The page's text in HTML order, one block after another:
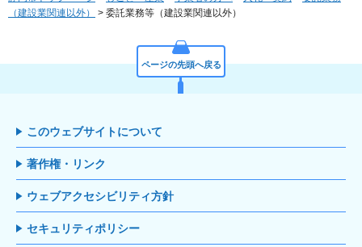
（建設業関連以外）
> 委託業務等（建設業関連以外）
ページの先頭へ戻る
このウェブサイトについて
著作権・リンク
ウェブアクセシビリティ方針
セキュリティポリシー